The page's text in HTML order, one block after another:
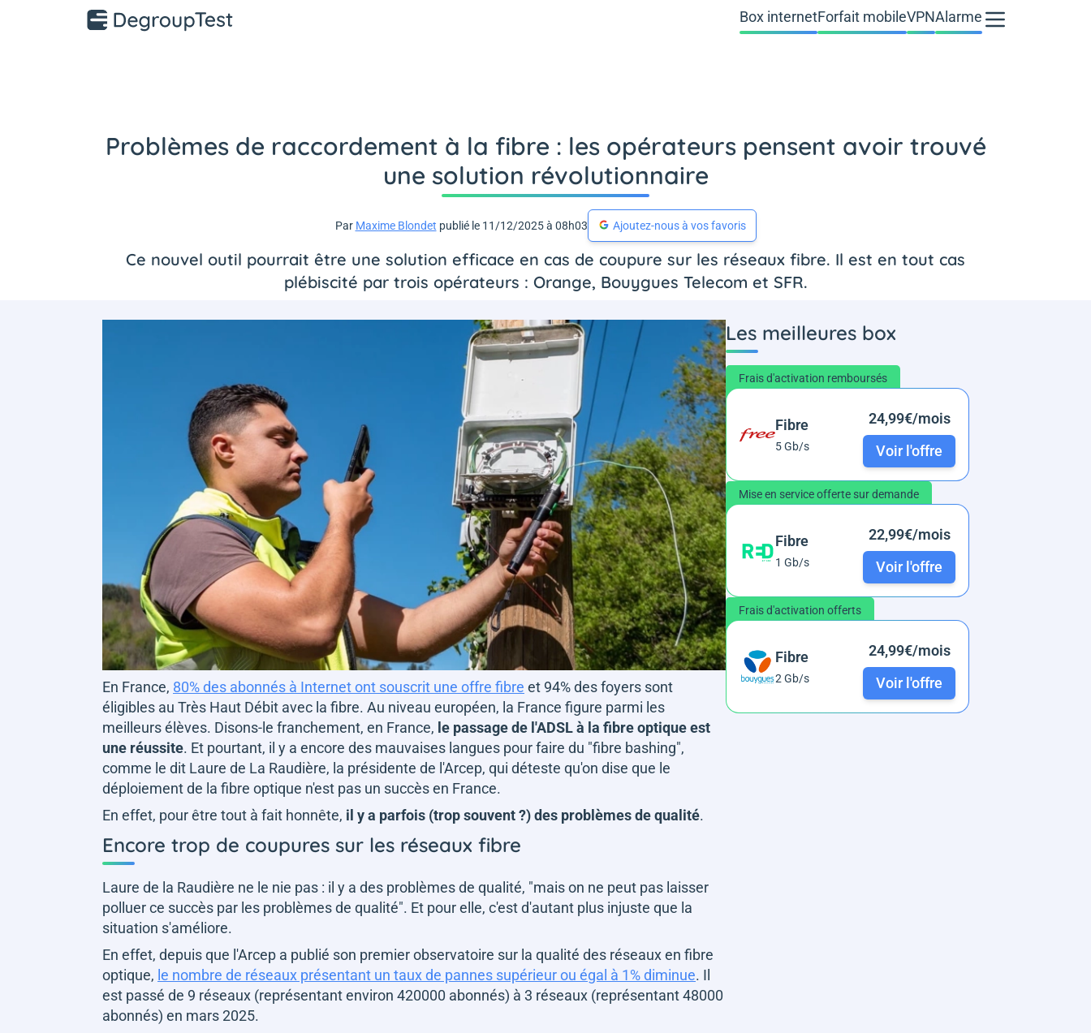
Box internetForfait mobileVPNAlarme
Problèmes de raccordement à la fibre : les opérateurs pensent avoir trouvé
une solution révolutionnaire
Par Maxime Blondet publié le 11/12/2025 à 08h03 Ajoutez-nous à vos favoris
Ce nouvel outil pourrait être une solution efficace en cas de coupure sur les réseaux fibre. Il est en tout cas
plébiscité par trois opérateurs : Orange, Bouygues Telecom et SFR.
En France, 80% des abonnés à Internet ont souscrit une offre fibre et 94% des foyers sont
éligibles au Très Haut Débit avec la fibre. Au niveau européen, la France figure parmi les
meilleurs élèves. Disons-le franchement, en France, le passage de l'ADSL à la fibre optique est
une réussite. Et pourtant, il y a encore des mauvaises langues pour faire du "fibre bashing",
comme le dit Laure de La Raudière, la présidente de l'Arcep, qui déteste qu'on dise que le
déploiement de la fibre optique n'est pas un succès en France.
En effet, pour être tout à fait honnête, il y a parfois (trop souvent ?) des problèmes de qualité.
Encore trop de coupures sur les réseaux fibre
Laure de la Raudière ne le nie pas : il y a des problèmes de qualité, "mais on ne peut pas laisser
polluer ce succès par les problèmes de qualité". Et pour elle, c'est d'autant plus injuste que la
situation s'améliore.
En effet, depuis que l'Arcep a publié son premier observatoire sur la qualité des réseaux en fibre
optique, le nombre de réseaux présentant un taux de pannes supérieur ou égal à 1% diminue. Il
est passé de 9 réseaux (représentant environ 420000 abonnés) à 3 réseaux (représentant 48000
abonnés) en mars 2025.
Les meilleures box
Frais d'activation remboursés
Fibre
5 Gb/s
24,99€/mois
Voir l'offre
Mise en service offerte sur demande
Fibre
1 Gb/s
22,99€/mois
Voir l'offre
Frais d'activation offerts
Fibre
2 Gb/s
24,99€/mois
Voir l'offre